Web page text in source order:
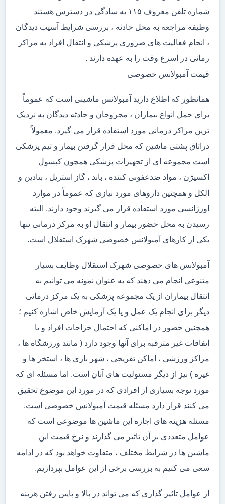
شماره تلفن معروف ۱۱۵ به سادگی در دسترس هستند
وظیفه مراجعه به محل حادثه ، بررسی شرایط آسیب دیدگان
، انجام فعالیت های ضروری پزشکی و انتقال افراد به مراکز
رمانی در اسرع وقت را به عهده دارند .
قیمت آمبولانس خصوصی
همانطور که اطلاع دارید آمبولانس ماشینی است که عموماً
برای حمل انواع بیماران ، مجروحان و حادثه دیدگان به نزدیک
ترین مراکز درمانی مورد استفاده قرار می گیرد. معمولاً
دراتاق پشتی ماشین که محل قرار گرفتن بیمار و تیم پزشکی
است مجموعه ای از تجهیزات پزشکی همچون کپسول
اکسیژن ، مواد ضدعفونی کننده ، باند ، گاز استریل ، بتادین و
الکل و همچنین داروهای مورد نیازی که عموماً در موارد
اورژانسی مورد استفاده قرار می گیرند وجود دارند. البته
رسیدن به محل حضور بیمار و انتقال او به مرکز درمانی تنها
یکی از کارهای آمبولانس خصوصی شهرک استقلال است.
آمبولانس های خصوصی شهرک استقلال وظایف بسیار
متنوعی انجام می دهند که به عنوان نمونه می توانیم به
انتقال بیماران از یک مجموعه پزشکی به یک مرکز درمانی
دیگر برای انجام یک عمل و یا یک آزمایش خاص اشاره کنیم ؛
همچنین حضور در اماکنی که احتمال جراحات افراد و یا
اتفاقات غیر مترقبه برای آنها وجود دارد ( مانند ورزشگاه ها ،
مراکز ورزشی ، اماکن تفریحی ، شهر بازی ها ، استخر ها و
غیره ) نیز از دیگر مسئولیت های آنان است. اما مسئله ای که
مورد توجه بسیاری از افرادی که در مورد این موضوع تحقیق
می کنند قرار دارد مسئله قیمت آمبولانس خصوصی است.
مسئله هزینه های اجاره این ماشین ها موضوعی است که
عوامل متعددی بر آن تاثیر می گذارند و نرخ قیمت این
ماشین ها در شرایط مختلف ، متفاوت خواهد بود که در ادامه
سعی می کنیم به بررسی برخی از این عوامل بپردازیم.
از عوامل تاثیر گذاری که می تواند در بالا و پایین رفتن هزینه